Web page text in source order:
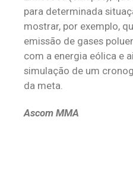
para determinada
mostrar, por exemplo,
emissão de gases
com a energia eólica e
simulação de um
da meta.
Ascom MMA